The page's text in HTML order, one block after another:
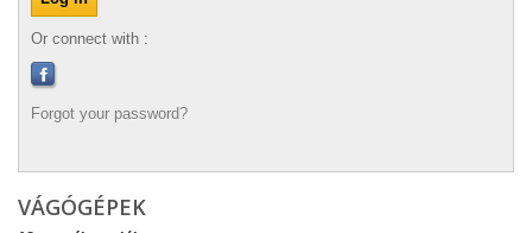
Or connect with :
Forgot your password?
VÁGÓGÉPEK